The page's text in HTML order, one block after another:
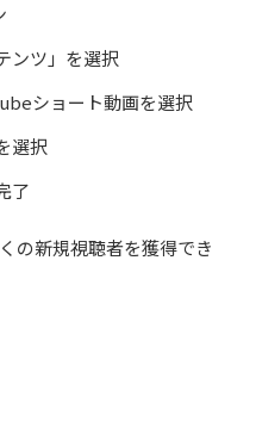
ンツ」を選択
ショート動画を選択
選択
了
の新規視聴者を獲得でき